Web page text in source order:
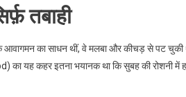
तबाही
का साधन थीं, वे मलबा और कीचड़ से पट चुकी
यह कहर इतना भयानक था कि सुबह की रोशनी में